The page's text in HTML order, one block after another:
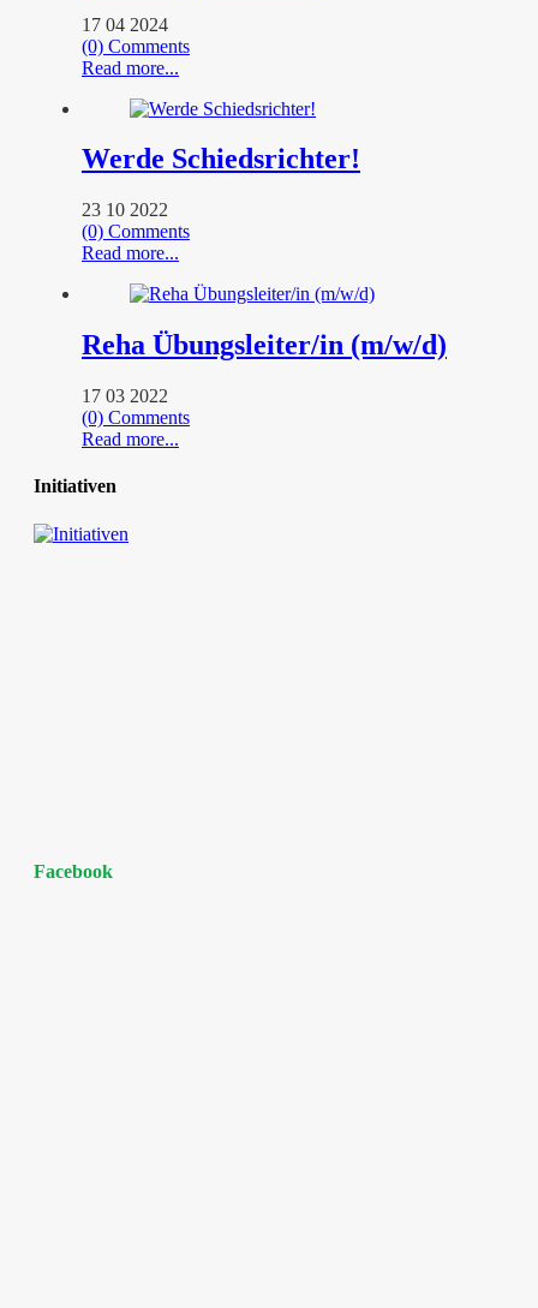
17 04 2024
(0) Comments
Read more...
Werde Schiedsrichter!
23 10 2022
(0) Comments
Read more...
Reha Übungsleiter/in (m/w/d)
17 03 2022
(0) Comments
Read more...
Initiativen
Facebook